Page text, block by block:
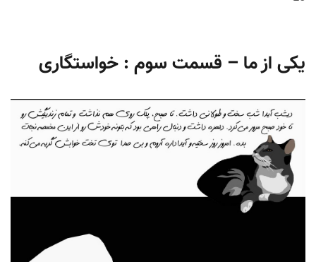
یکی از ما – قسمت سوم : خواستگاری